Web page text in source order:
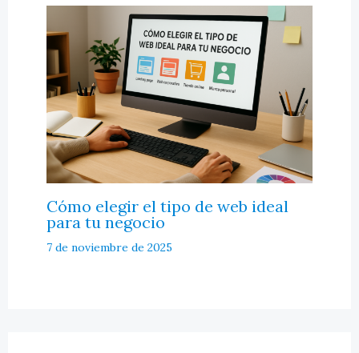
Cómo elegir el tipo de web ideal
para tu negocio
7 de noviembre de 2025